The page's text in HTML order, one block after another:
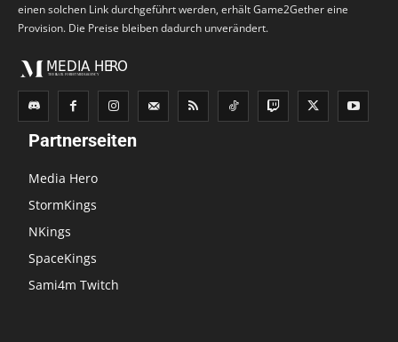
einen solchen Link durchgeführt werden, erhält Game2Gether eine
Provision. Die Preise bleiben dadurch unverändert.
Partnerseiten
Media Hero
StormKings
NKings
SpaceKings
Sami4m Twitch